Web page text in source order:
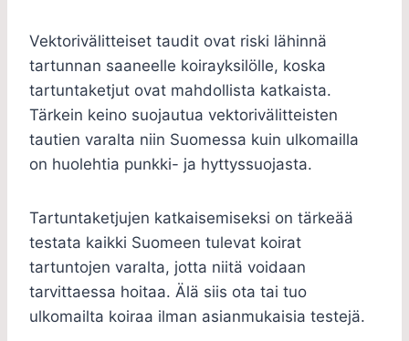
Vektorivälitteiset taudit ovat riski lähinnä
tartunnan saaneelle koirayksilölle, koska
tartuntaketjut ovat mahdollista katkaista.
Tärkein keino suojautua vektorivälitteisten
tautien varalta niin Suomessa kuin ulkomailla
on huolehtia punkki- ja hyttyssuojasta.
Tartuntaketjujen katkaisemiseksi on tärkeää
testata kaikki Suomeen tulevat koirat
tartuntojen varalta, jotta niitä voidaan
tarvittaessa hoitaa. Älä siis ota tai tuo
ulkomailta koiraa ilman asianmukaisia testejä.